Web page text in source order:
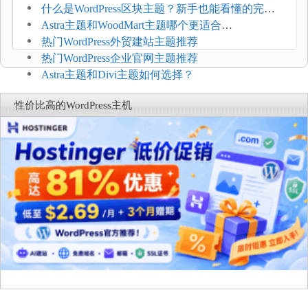
题
什么是WordPress区块主题？新手也能看懂的完整
介绍
Astra主题和WoodMart主题哪个更适合
WooCommerce
热门WordPress外贸建站主题推荐
热门WordPress企业官网主题推荐
Astra主题和Divi主题如何选择？
性价比高的WordPress主机